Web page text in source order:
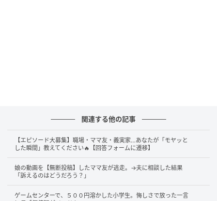
関連する他の記事
【エピソード大募集】職場・ママ友・義実家…あなたが「モヤッと
した瞬間」教えてください🔥【回答フォームに遷移】
娘の動画を【無断投稿】したママ友が逃走。→夫に相談した結果
「訴えるのはどうだろう？」
ゲームセンターで、５００円溶かした小学生。悔しさで放った一言